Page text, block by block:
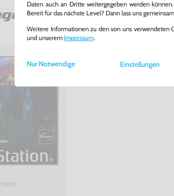
Daten auch an Dritte weitergegeben werden
Bereit für das nächste Level? Dann lass uns
Weitere Informationen zu den von uns verwendeten
und unserem Impressum.
Einstellungen
Nur Notwendige